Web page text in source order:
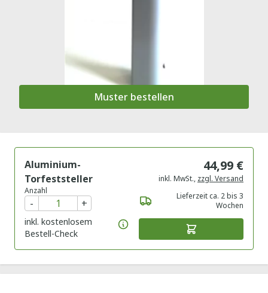
Muster bestellen
Aluminium-
Torfeststeller
Anzahl
- +
inkl. kostenlosem
Bestell-Check
44,99 €
inkl. MwSt., zzgl. Versand
Lieferzeit ca. 2 bis 3
Wochen